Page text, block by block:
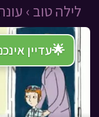
לילה טוב › עונה
🌟עדיין